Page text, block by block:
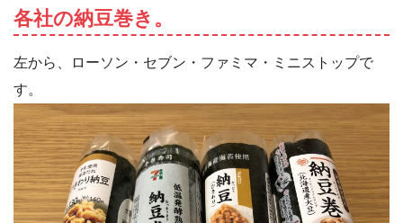
各社の納豆巻き。
左から、ローソン・セブン・ファミマ・ミニストップで
す。